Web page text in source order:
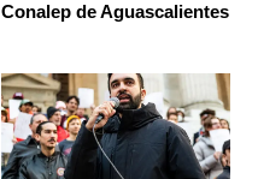
Conalep de Aguascalientes